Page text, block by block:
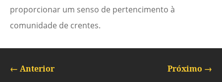
proporcionar um senso de pertencimento à
comunidade de crentes.
← Anterior Próximo →